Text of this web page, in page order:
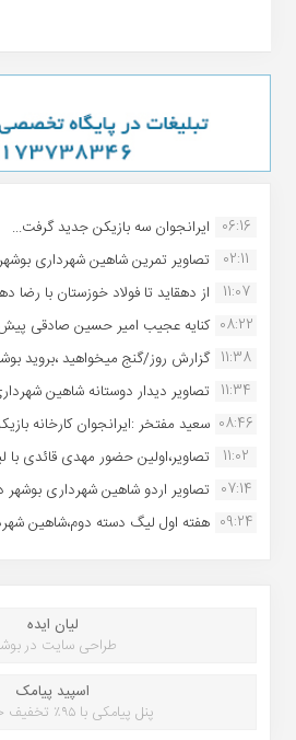
06:16 ایرانجوان سه بازیکن جدید گرفت...
02:11
تصاویر تمرین شاهین شهردارى
11:07
از دهقاید تا فولاد خوزستان با رضا
08:22 کنایه عجیب امیر حسین صادقی پیش
11:38 گزارش روز/گنج میخواهید ،بروید
11:34 تصاویر دیدار دوستانه شاهین
08:46 سعید مفتخر :ایرانجوان کارخانه
11:02
تصاویر،اولین حضور مهدی قائدی با
07:14 تصاویر اردو شاهین شهرداری
09:24 هفته اول لیگ دسته دوم،شاهین
لیان ایده
طراحی سایت در
اسپید پیامک
پنل پیامکی با ۹۵٪ تخفیف خرید پنل